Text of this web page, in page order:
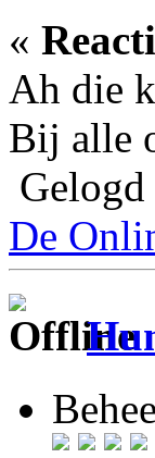
«
Ah die
Bij alle
Gelogd
De